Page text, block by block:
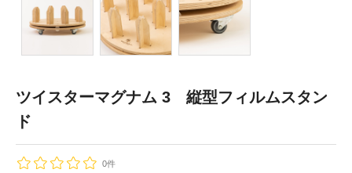
ツイスターマグナム 3 縦型フィルムスタン
ド
0件